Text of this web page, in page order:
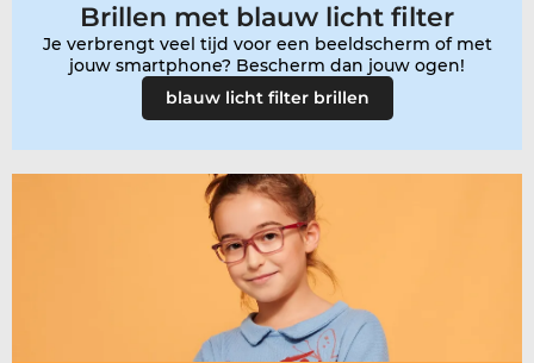
Brillen met blauw licht filter
Je verbrengt veel tijd voor een beeldscherm of met
blauw licht filter brillen